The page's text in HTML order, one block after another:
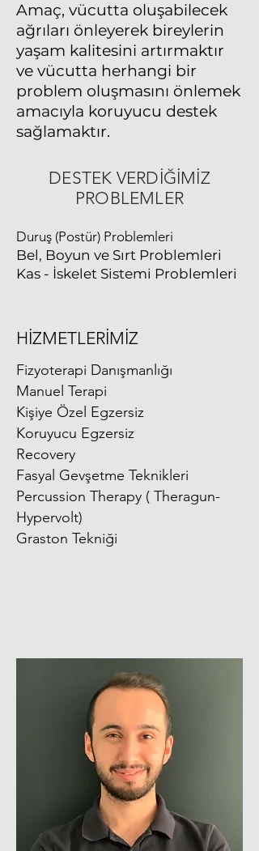
Amaç, vücutta oluşabilecek
ağrıları önleyerek bireylerin
yaşam kalitesini artırmaktır
ve vücutta herhangi bir
problem oluşmasını önlemek
amacıyla koruyucu destek
sağlamaktır.
DESTEK VERDİĞİMİZ
PROBLEMLER
Duruş (Postür) Problemleri
Bel, Boyun ve Sırt Problemleri
Kas - İskelet Sistemi Problemleri
HİZMETLERİMİZ
Fizyoterapi Danışmanlığı
Manuel Terapi
Kişiye Özel Egzersiz
Koruyucu Egzersiz
Recovery
Fasyal Gevşetme Teknikleri
Percussion Therapy ( Theragun-
Hypervolt)
Graston Tekniği